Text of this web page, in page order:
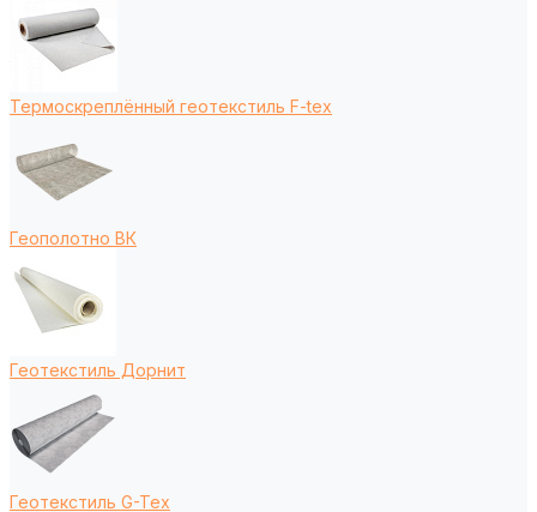
Термоскреплённый геотекстиль F-tex
Геополотно ВК
Геотекстиль Дорнит
Геотекстиль G-Tex